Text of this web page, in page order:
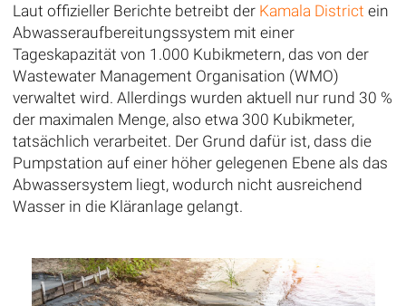
Laut offizieller Berichte betreibt der Kamala District ein
Abwasseraufbereitungssystem mit einer
Tageskapazität von 1.000 Kubikmetern, das von der
Wastewater Management Organisation (WMO)
verwaltet wird. Allerdings wurden aktuell nur rund 30 %
der maximalen Menge, also etwa 300 Kubikmeter,
tatsächlich verarbeitet. Der Grund dafür ist, dass die
Pumpstation auf einer höher gelegenen Ebene als das
Abwassersystem liegt, wodurch nicht ausreichend
Wasser in die Kläranlage gelangt.